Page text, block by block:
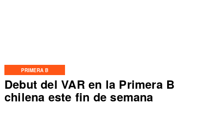
PRIMERA B
Debut del VAR en la Primera B
chilena este fin de semana